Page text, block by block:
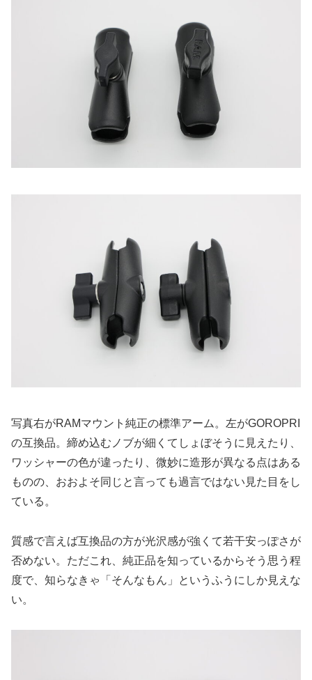
写真右がRAMマウント純正の標準アーム。左がGOROPRI
の互換品。締め込むノブが細くてしょぼそうに見えたり、
ワッシャーの色が違ったり、微妙に造形が異なる点はある
ものの、おおよそ同じと言っても過言ではない見た目をし
ている。
質感で言えば互換品の方が光沢感が強くて若干安っぽさが
否めない。ただこれ、純正品を知っているからそう思う程
度で、知らなきゃ「そんなもん」というふうにしか見えな
い。